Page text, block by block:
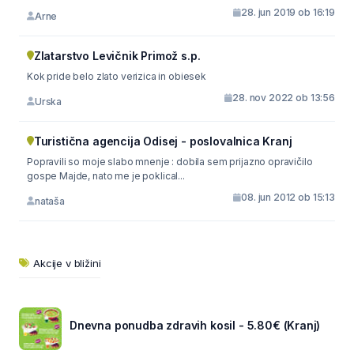
Arne 28. jun 2019 ob 16:19
Zlatarstvo Levičnik Primož s.p.
Kok pride belo zlato verizica in obiesek
Urska 28. nov 2022 ob 13:56
Turistična agencija Odisej - poslovalnica Kranj
Popravili so moje slabo mnenje : dobila sem prijazno opravičilo
gospe Majde, nato me je poklical...
nataša 08. jun 2012 ob 15:13
Akcije v bližini
Dnevna ponudba zdravih kosil - 5.80€ (Kranj)